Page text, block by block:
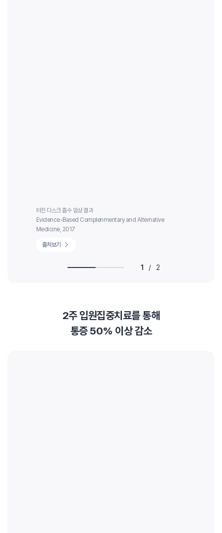
터진 디스크 흡수 임상 결과
Evidence-Based Complenmentary and Alternative
Medicine, 2017
출처보기
1 / 2
2주 입원집중치료를 통해
통증 50% 이상 감소